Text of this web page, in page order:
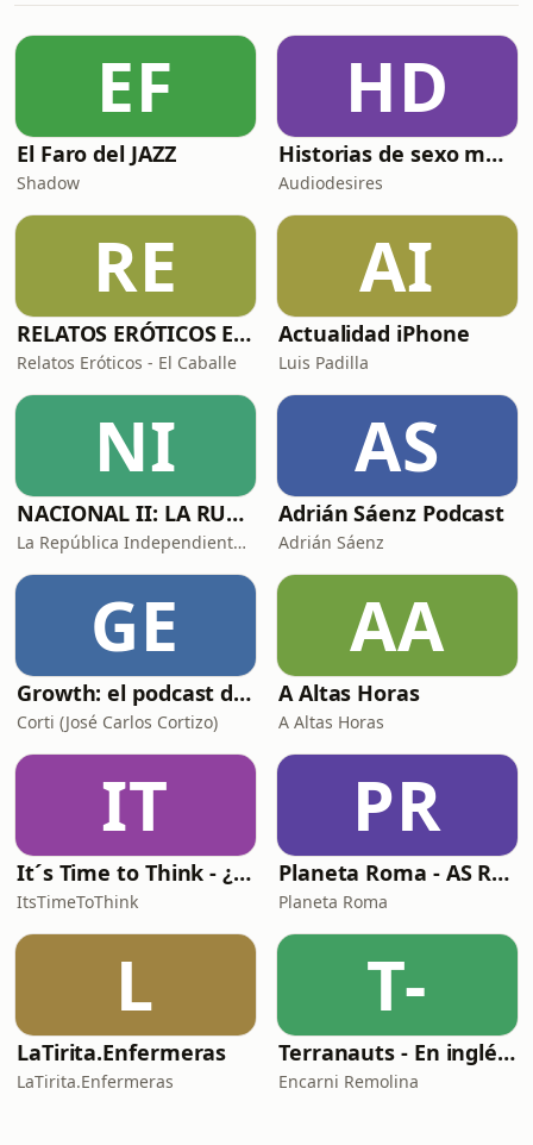
bloqueos familiares pueden influir en
nuestra salud y en nuestra forma de
vivir.Tras recibir un diagnóstic
EF
El Faro del JAZZ
Shadow
HD
Historias de sexo muy intensas y calientes
Audiodesires
RE
RELATOS ERÓTICOS El Caballero Oscuro
Relatos Eróticos - El Caballe
AI
Actualidad iPhone
Luis Padilla
NI
NACIONAL II: LA RUTA DEL EXILIO
La República Independiente de la Radio
AS
Adrián Sáenz Podcast
Adrián Sáenz
GE
Growth: el podcast de Product Hackers 🚀
Corti (José Carlos Cortizo)
AA
A Altas Horas
A Altas Horas
IT
It´s Time to Think - ¿Nos paramos a pensar?
ItsTimeToThink
PR
Planeta Roma - AS Roma Podcast en Español
Planeta Roma
L
LaTirita.Enfermeras
LaTirita.Enfermeras
T-
Terranauts - En inglés y en español. Science and nature in 5 minutes
Encarni Remolina